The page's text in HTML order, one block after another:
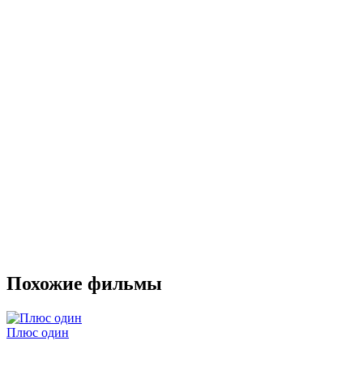
Похожие фильмы
Плюс один